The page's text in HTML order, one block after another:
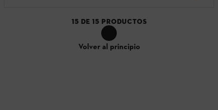
15 DE 15 PRODUCTOS
Volver al principio